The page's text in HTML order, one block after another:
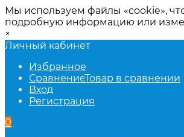
Мы используем файлы «cookie»,
подробную информацию или
×
Личный кабинет
Избранное
СравнениеТовар в сравнении
Вход
Регистрация
0